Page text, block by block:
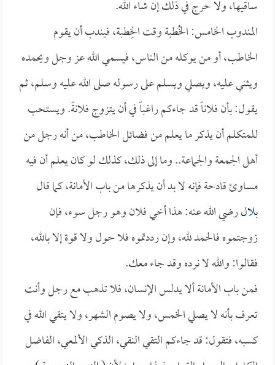
ساقيها، ولا حرج في ذلك إن شاء الله.
المندوب الخامس: الخُطبة وقت الخِطبة، فيندب أن يقوم
الخاطب، أو من يوكله من الناس، فيسمي الله عز وجل ويحمده
ويثني عليه، ويصلي ويسلم على رسوله صلى الله عليه وسلم، ثم
يقول: بأن فلاناً قد جاءكم راغباً في أن يتزوج فلانةً. ويستحب
للمتكلم أن يذكر ما يعلم من فضائل الخاطب، من أنه رجل من
أهل الجمعة والجماعة.. وما إلى ذلك، كذلك لو كان يعلم أن فيه
مساوئ قادحة فإنه لا بد أن يذكرها من باب الأمانة، كما قال
بلالرضي الله عنه: هذا أخي فلان وهو رجل سوء، فإن
زوجتموه فالحمد لله، وإن رددتموه فلا حول ولا قوة إلا بالله،
فقالوا: والله لا نرده وقد جاء معك.
فمن باب الأمانة ألا يدلس الإنسان، فلا تذهب مع رجل وأنت
تعرف بأنه لا يصلي الخمس، ولا يصوم الشهر، ولا يتقي الله في
كسبه، فتقول: قد جاءكم التقي النقي، الذكي الألمعي، الفاضل